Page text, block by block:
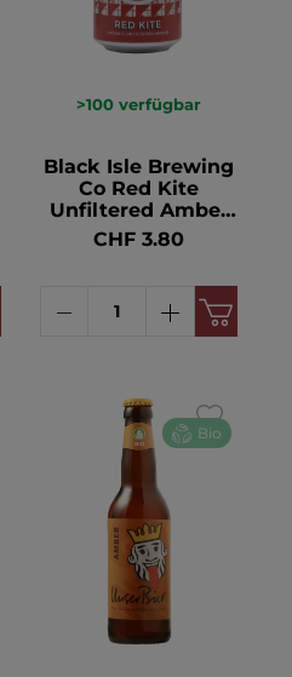
>100 verfügbar
Black Isle Brewing
Co Red Kite
Unfiltered Amber
Beer KA 24 x EW
BIO 4.2° 33cl
CHF 3.80
Bio